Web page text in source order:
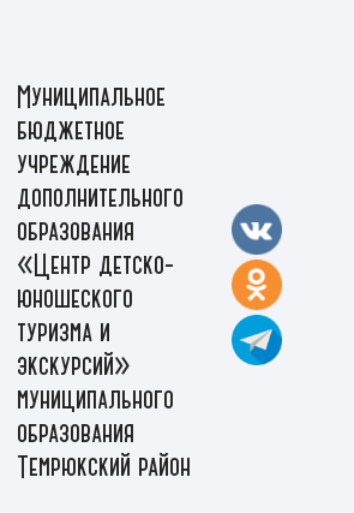
Муниципальное
бюджетное
учреждение
дополнительного
образования
«Центр детско-
юношеского
туризма и
экскурсий»
муниципального
образования
Темрюкский район